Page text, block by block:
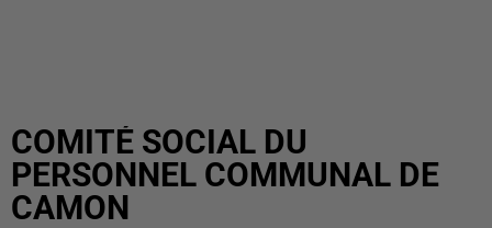
COMITÉ SOCIAL DU
PERSONNEL COMMUNAL DE
CAMON